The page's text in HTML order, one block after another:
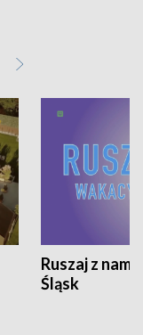
Ruszaj z
Śląsk